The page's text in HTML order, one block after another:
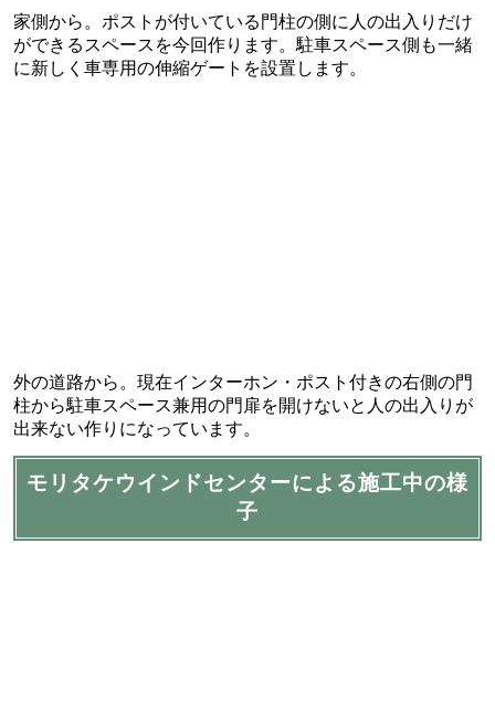
家側から。ポストが付いている門柱の側に人の出入りだけ
ができるスペースを今回作ります。駐車スペース側も一緒
に新しく車専用の伸縮ゲートを設置します。
外の道路から。現在インターホン・ポスト付きの右側の門
柱から駐車スペース兼用の門扉を開けないと人の出入りが
出来ない作りになっています。
モリタケウインドセンターによる施工中の様
子